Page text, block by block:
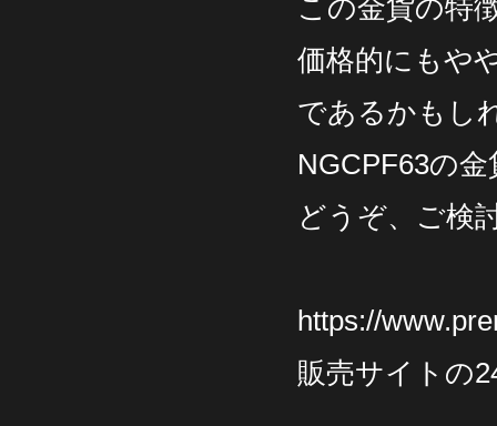
この金貨の特
価格的にもや
であるかもし
NGCPF63の
どうぞ、ご検
https://
販売サイトの